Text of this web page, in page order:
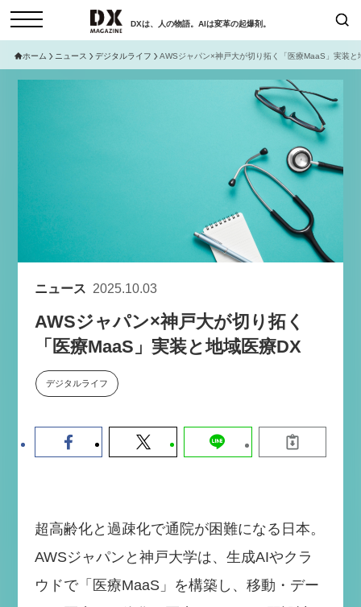
DXは、人の物語。AIは変革の起爆剤。
日本オムニチャネル協会
サイトマップ
お問い合わせ
個人情報保護法について
採用情報
現在開催予定のセミナー
セミナー
【8/6開催】AIエージェント時
代、日本企業は何から始めるべき
流から学ぶ〜
セミナー
【8/12開催】「イノベーションを
～
2026-06-10
ホーム ニュース デジタルライフ AWSジャパン×神戸大が切り拓く「医療MaaS」実装と
ニュース 2025.10.03
AWSジャパン×神戸大が切り拓く
「医療MaaS」実装と地域医療DX
デジタルライフ
超高齢化と過疎化で通院が困難になる日本。
AWSジャパンと神戸大学は、生成AIやクラ
ウドで「医療MaaS」を構築し、移動・デー